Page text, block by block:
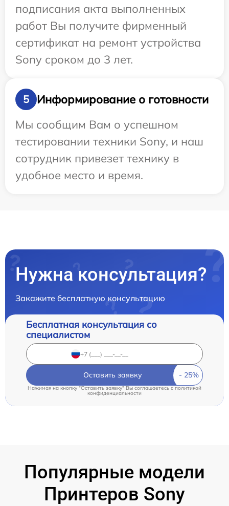
подписания акта выполненных
работ Вы получите фирменный
сертификат на ремонт устройства
Sony сроком до 3 лет.
5
Информирование о готовности
Мы сообщим Вам о успешном
тестировании техники Sony, и наш
сотрудник привезет технику в
удобное место и время.
Нужна консультация?
Закажите бесплатную консультацию
Бесплатная консультация со
специалистом
Оставить заявку
Нажимая на кнопку "Оставить заявку" Вы соглашаетесь c политикой
конфиденциальности
Популярные модели
Принтеров Sony